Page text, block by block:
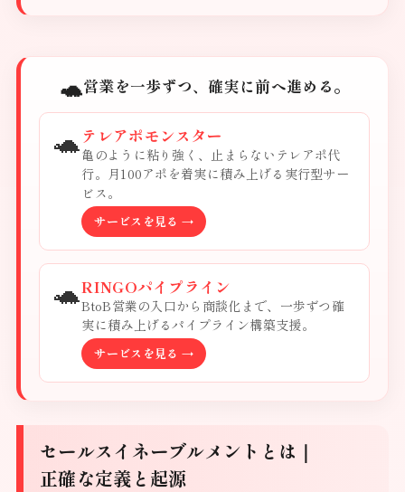
🐢営業を一歩ずつ、確実に前へ進める。
🐢 テレアポモンスター
亀のように粘り強く、止まらないテレアポ代
行。月100アポを着実に積み上げる実行型サー
ビス。
サービスを見る →
🐢RINGOパイプライン
BtoB営業の入口から商談化まで、一歩ずつ確
実に積み上げるパイプライン構築支援。
サービスを見る →
セールスイネーブルメントとは｜
正確な定義と起源